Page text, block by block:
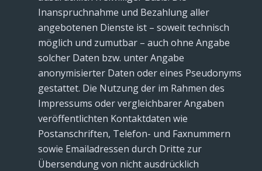
Inanspruchnahme und Bezahlung aller
angebotenen Dienste ist – soweit technisch
möglich und zumutbar – auch ohne Angabe
solcher Daten bzw. unter Angabe
anonymisierter Daten oder eines Pseudonyms
gestattet. Die Nutzung der im Rahmen des
Impressums oder vergleichbarer Angaben
veröffentlichten Kontaktdaten wie
Postanschriften, Telefon- und Faxnummern
sowie Emailadressen durch Dritte zur
Übersendung von nicht ausdrücklich